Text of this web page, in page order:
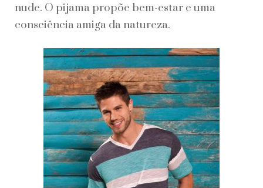
nude. O pijama propõe bem-estar e uma
consciência amiga da natureza.